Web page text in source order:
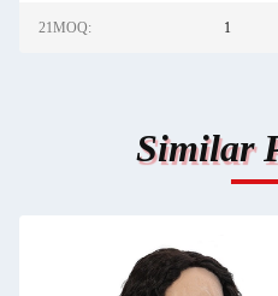
21MOQ: 1
Similar